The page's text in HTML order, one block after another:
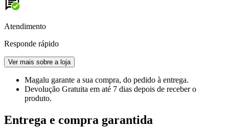
Atendimento
Responde rápido
Ver mais sobre a loja
Magalu garante a sua compra, do pedido à entrega.
Devolução Gratuita em até 7 dias depois de receber o
produto.
Entrega e compra garantida